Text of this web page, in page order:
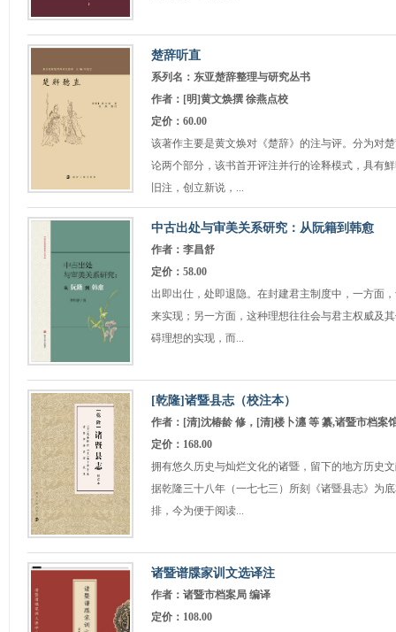
楚辞听直
系列名：东亚楚辞整理与研究丛书
作者：[明]黄文焕撰 徐燕点校
定价：60.00
该著作主要是黄文焕对《楚辞》的注与评。分为对
论两个部分，该书首开评注并行的诠释模式，具有
旧注，创立新说，...
中古出处与审美关系研究：从阮籍到韩愈
作者：李昌舒
定价：58.00
出即出仕，处即退隐。在封建君主制度中，一方面
来实现；另一方面，这种理想往往会与君主权威及
碍理想的实现，而...
[乾隆]诸暨县志（校注本）
作者：[清]沈椿龄 修，[清]楼卜瀍 等 纂,诸暨市档案
定价：168.00
拥有悠久历史与灿烂文化的诸暨，留下的地方历史
据乾隆三十八年（一七七三）所刻《诸暨县志》为
排，今为便于阅读...
诸暨谱牒家训文选译注
作者：诸暨市档案局 编译
定价：108.00